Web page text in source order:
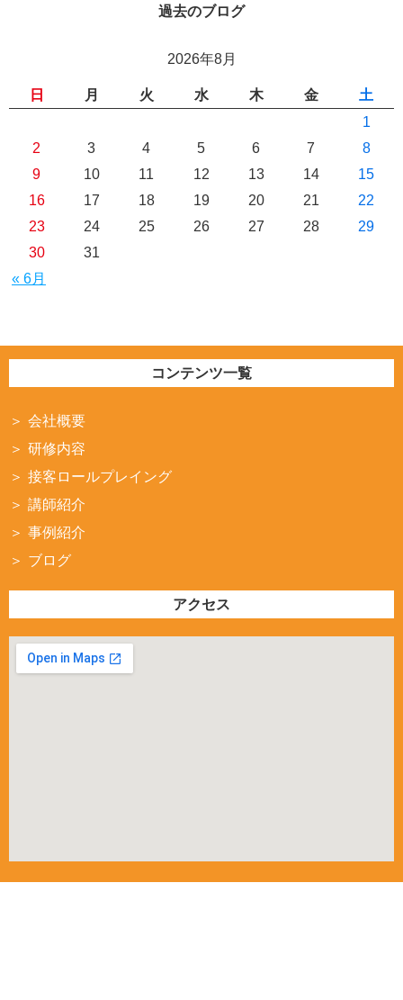
過去のブログ
2026年8月
日 月 火 水 木 金 土
« 6月
1
2
3 4 5 6 7
8
9
10 11 12 13 14
15
16
17 18 19 20 21
22
23
24 25 26 27 28
29
30
31
コンテンツ一覧
会社概要
研修内容
接客ロールプレイング
講師紹介
事例紹介
ブログ
アクセス